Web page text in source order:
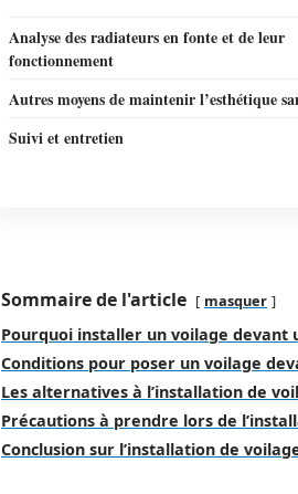
Analyse des radiateurs en fonte et de leur
fonctionnement
Autres moyens de maintenir l’esthétique
Suivi et entretien
Sommaire de l'article masquer
Pourquoi installer un voilage devant
Conditions pour poser un voilage
Les alternatives à l’installation de
Précautions à prendre lors de
Conclusion sur l’installation de